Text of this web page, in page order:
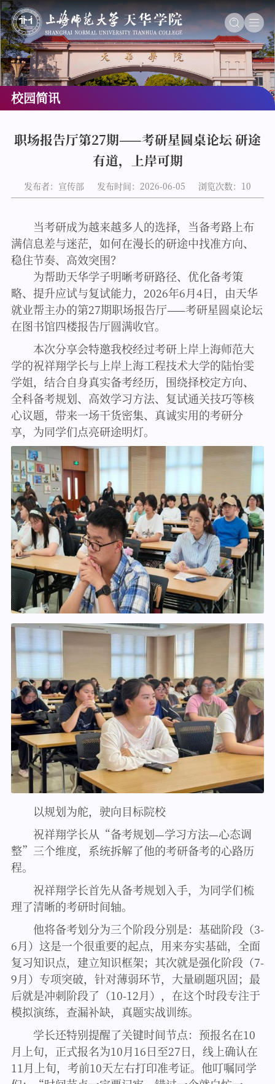
校园简讯
职场报告厅第27期——考研星圆桌论坛 研途
有道，上岸可期
发布者：宣传部 发布时间：2026-06-05 浏览次数： 10
当考研成为越来越多人的选择，当备考路上布
满信息差与迷茫，如何在漫长的研途中找准方向、
稳住节奏、高效突围？
为帮助天华学子明晰考研路径、优化备考策
略、提升应试与复试能力，2026年6月4日，由天华
就业帮主办的第27期职场报告厅——考研星圆桌论坛
在图书馆四楼报告厅圆满收官。
本次分享会特邀我校经过考研上岸上海师范大
学的祝祥翔学长与上岸上海工程技术大学的陆怡雯
学姐，结合自身真实备考经历，围绕择校定方向、
全科备考规划、高效学习方法、复试通关技巧等核
心议题，带来一场干货密集、真诚实用的考研分
享，为同学们点亮研途明灯。
以规划为舵，驶向目标院校
祝祥翔学长从“备考规划—学习方法—心态调
整”三个维度，系统拆解了他的考研备考的心路历
程。
祝祥翔学长首先从备考规划入手，为同学们梳
理了清晰的考研时间轴。
他将备考划分为三个阶段分别是：基础阶段（3-
6月）这是一个很重要的起点，用来夯实基础，全面
复习知识点，建立知识框架；其次就是强化阶段（7-
9月）专项突破，针对薄弱环节，大量刷题巩固；最
后就是冲刺阶段了（10-12月），在这个时段专注于
模拟演练，查漏补缺，真题实战训练。
学长还特别提醒了关键时间节点：预报名在10
月上旬，正式报名为10月16日至27日，线上确认在
11月上旬，考前10天左右打印准考证。他叮嘱同学